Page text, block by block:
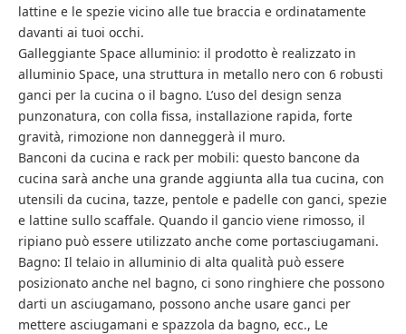
lattine e le spezie vicino alle tue braccia e ordinatamente
davanti ai tuoi occhi.
Galleggiante Space alluminio: il prodotto è realizzato in
alluminio Space, una struttura in metallo nero con 6 robusti
ganci per la cucina o il bagno. L’uso del design senza
punzonatura, con colla fissa, installazione rapida, forte
gravità, rimozione non danneggerà il muro.
Banconi da cucina e rack per mobili: questo bancone da
cucina sarà anche una grande aggiunta alla tua cucina, con
utensili da cucina, tazze, pentole e padelle con ganci, spezie
e lattine sullo scaffale. Quando il gancio viene rimosso, il
ripiano può essere utilizzato anche come portasciugamani.
Bagno: Il telaio in alluminio di alta qualità può essere
posizionato anche nel bagno, ci sono ringhiere che possono
darti un asciugamano, possono anche usare ganci per
mettere asciugamani e spazzola da bagno, ecc., Le